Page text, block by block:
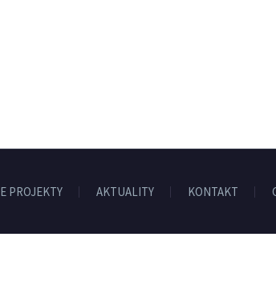
PROJEKTY AKTUALITY KONTAKT